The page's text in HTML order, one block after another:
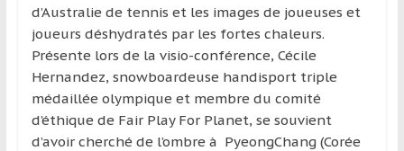
d’Australie de tennis et les images de joueuses et
joueurs déshydratés par les fortes chaleurs.
Présente lors de la visio-conférence, Cécile
Hernandez, snowboardeuse handisport triple
médaillée olympique et membre du comité
d’éthique de Fair Play For Planet, se souvient
d’avoir cherché de l’ombre à PyeongChang (Corée